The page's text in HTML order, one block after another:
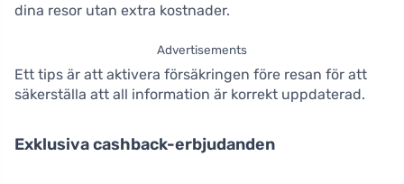
dina resor utan extra kostnader.
Advertisements
Ett tips är att aktivera försäkringen före resan för att
säkerställa att all information är korrekt uppdaterad.
Exklusiva cashback-erbjudanden